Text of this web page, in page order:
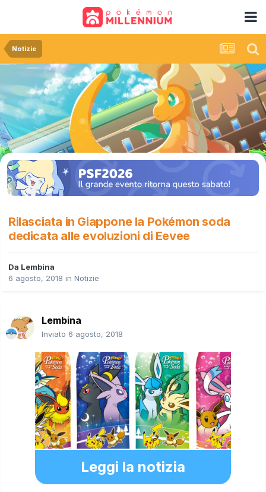
Notizie
Rilasciata in Giappone la Pokémon soda
dedicata alle evoluzioni di Eevee
Da Lembina
6 agosto, 2018 in Notizie
Lembina
Inviato 6 agosto, 2018
Leggi la notizia